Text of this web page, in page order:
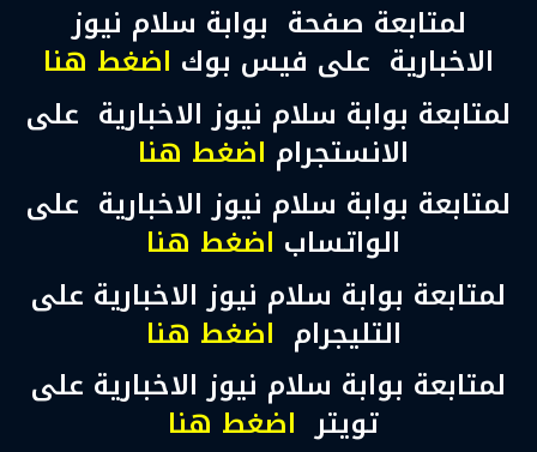
لمتابعة صفحة بوابة سلام نيوز
الاخبارية على فيس بوك اضغط هنا
لمتابعة بوابة سلام نيوز الاخبارية على
الانستجرام اضغط هنا
لمتابعة بوابة سلام نيوز الاخبارية على
الواتساب اضغط هنا
لمتابعة بوابة سلام نيوز الاخبارية على
التليجرام اضغط هنا
لمتابعة بوابة سلام نيوز الاخبارية على
تويتر اضغط هنا